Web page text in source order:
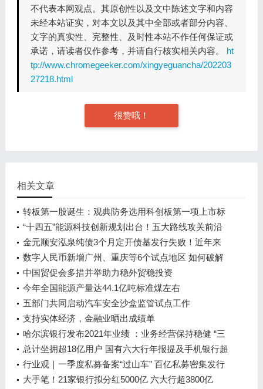
不代表本网观点。其原创性以及文中陈述文字和内容
未经本站证实，对本文以及其中全部或者部分内容、
文字的真实性、完整性、及时性本站不作任何保证或
承诺，请读者仅作参考，并请自行核实相关内容。 ht
tp://www.chromegeeker.com/xingyeguancha/202203
27218.html
很赞哦！
相关文章
转板第一股诞生：观典防务选用科创板第一项上市标
准转板成功
“十四五”能源科技创新规划出台！五大路线攻关前沿
技术
金元顺安泓泉纯债3个月定开债基发行失败！近年来
多次“踩雷”暴露债券投资问题
数字人民币新增广州、重庆等6个试点地区 如何破解
发展新问题？
中国贸促会多措并举助力稳外贸稳投资
今年全国能源产量达44.1亿吨标准煤左右
五部门共同启动汽车安全沙盒监管试点工作
支持实体经济，金融业晒出成绩单
哈尔滨银行发布2021年业绩 ：业务经营保持稳健 “三
驾马车”成效初显 信贷投放回归本土 高质量服务实体
经济
总计坐拥超18亿用户 国有六大行年报提及手机银行超
百次
行业观｜一季度私募备案“过山车” 百亿私募密集发行
新产品
大手笔！21家银行拟分红5000亿 六大行超3800亿